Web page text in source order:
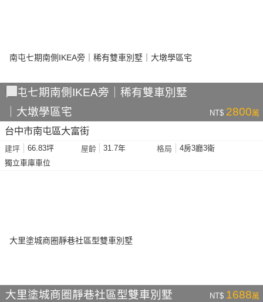
南屯七期南側IKEA旁｜稀有雙車別墅
｜大墩學區宅
NT$ 2800萬
台中市南屯區大富街
建坪 66.83坪 屋齡 31.7年 格局
4房3廳3衛
獨立車庫車位
大里塗城商圈靜巷社區型雙車別墅 NT$ 1688萬